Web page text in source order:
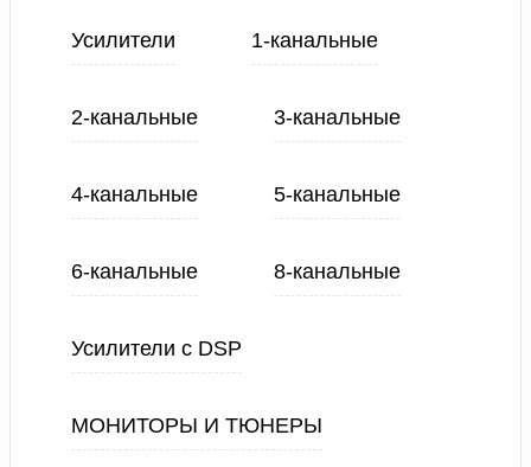
Усилители 1-канальные
2-канальные 3-канальные
4-канальные 5-канальные
6-канальные 8-канальные
Усилители с DSP
МОНИТОРЫ И ТЮНЕРЫ